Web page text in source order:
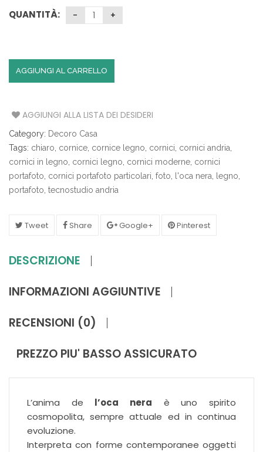
QUANTITÀ:
AGGIUNGI AL CARRELLO
AGGIUNGI ALLA LISTA DEI DESIDERI
Category: Decoro Casa
Tags: chiaro, cornice, cornice legno, cornici, cornici andria,
cornici in legno, cornici legno, cornici moderne, cornici
portafoto, cornici portafoto particolari, foto, l'oca nera, legno,
portafoto, tecnostudio andria
Tweet Share Google+ Pinterest
DESCRIZIONE
INFORMAZIONI AGGIUNTIVE
RECENSIONI (0)
PREZZO PIU' BASSO ASSICURATO
L’anima de l’oca nera è uno spirito
cosmopolita, sempre attuale ed in continua
evoluzione.
Interpreta con forme contemporanee oggetti